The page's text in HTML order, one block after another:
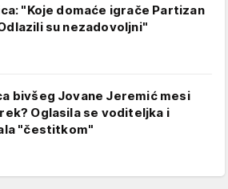
"Koje domaće igrače Partizan
su nezadovoljni"
bivšeg Jovane Jeremić mesi
Oglasila se voditeljka i
"čestitkom"